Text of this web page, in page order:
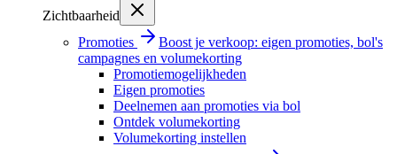
Zichtbaarheid
Promoties
Boost je verkoop: eigen promoties, bol's
campagnes en volumekorting
Promotiemogelijkheden
Eigen promoties
Deelnemen aan promoties via bol
Ontdek volumekorting
Volumekorting instellen